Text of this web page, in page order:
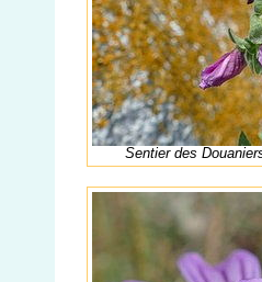
Sentier des